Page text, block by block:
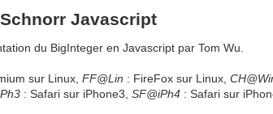
Schnorr Javascript
du BigInteger en Javascript par Tom Wu.
sur Linux, FF@Lin : FireFox sur Linux,
: Safari sur iPhone3, SF@iPh4 : Safari sur